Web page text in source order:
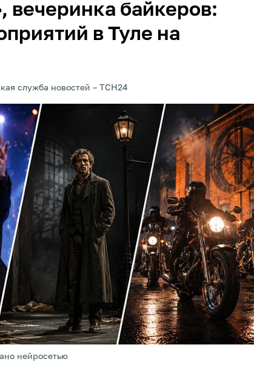
вечеринка байкеров:
в Туле на
служба новостей ТСН24
нейросетью